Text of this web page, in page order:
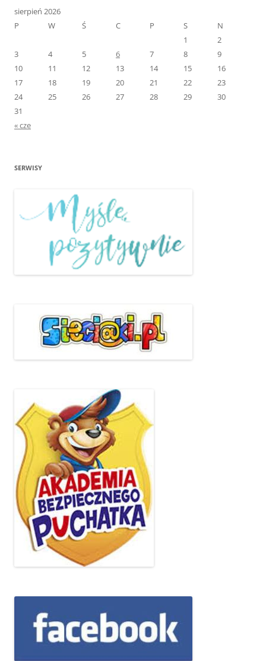
sierpień 2026
P
W Ś C P S
N
1
2
3
4 5 6 7 8
9
10
11 12 13 14 15
16
17
18 19 20 21 22
23
24
25 26 27 28 29
30
31
« cze
SERWISY